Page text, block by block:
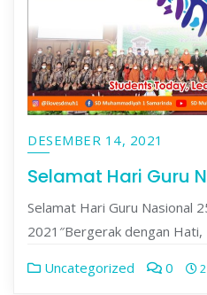
DESEMBER 14, 2021
Selamat Hari Guru
Selamat Hari Guru Nasional
2021″Bergerak dengan Hati,
Uncategorized 0